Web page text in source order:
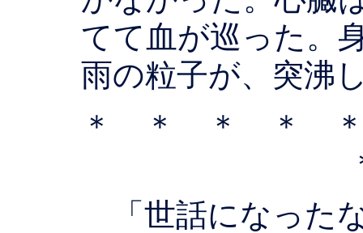
てて血が巡った。
雨の粒子が、突沸
＊ ＊ ＊ ＊
「世話になった